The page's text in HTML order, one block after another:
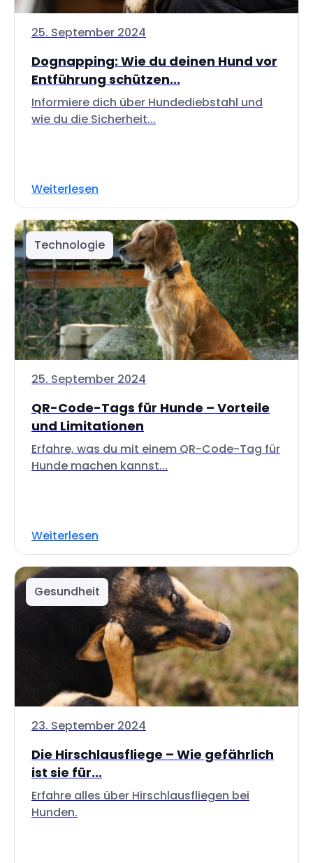
25. September 2024
Dognapping: Wie du deinen Hund vor
Entführung schützen...
Informiere dich über Hundediebstahl und
wie du die Sicherheit...
Weiterlesen
Technologie
25. September 2024
QR-Code-Tags für Hunde – Vorteile
und Limitationen
Erfahre, was du mit einem QR-Code-Tag für
Hunde machen kannst...
Weiterlesen
Gesundheit
23. September 2024
Die Hirschlausfliege – Wie gefährlich
ist sie für...
Erfahre alles über Hirschlausfliegen bei
Hunden.